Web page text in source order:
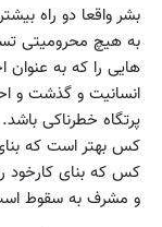
بشر واقعا دو راه
به هیچ محرومیتی
هایی را که به
انسانیت و گذشت و
کس بهتر است که بنای
کس که بنای کارخود
و مشرف به سقوط